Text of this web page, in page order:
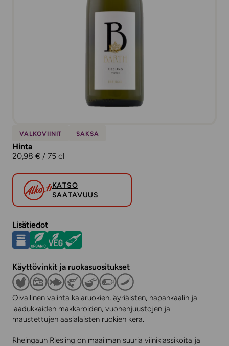
VALKOVIINIT SAKSA
Hinta
20,98 € / 75 cl
KATSO
SAATAVUUS
Lisätiedot
Käyttövinkit ja ruokasuositukset
Oivallinen valinta kalaruokien, äyriäisten, hapankaalin ja
laadukkaiden makkaroiden, vuohenjuustojen ja
maustettujen aasialaisten ruokien kera.
Rheingaun Riesling on maailman suuria viiniklassikoita ja